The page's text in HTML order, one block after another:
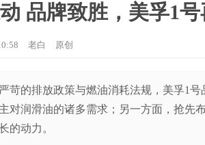
品牌致胜，美孚1
老白 原创
苛的排放政策与燃油消耗法规，美孚1
对润滑油的诸多需求；另一方面，抢先
的动力。